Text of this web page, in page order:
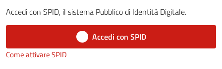
Accedi con SPID, il sistema Pubblico di Identità Digitale.
Accedi con SPID
Come attivare SPID